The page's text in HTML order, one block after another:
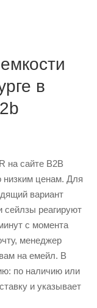
в
на сайте B2B
низким ценам. Для
вариант
сейлзы реагируют
с момента
менеджер
на емейл. В
по наличию или
и указывает